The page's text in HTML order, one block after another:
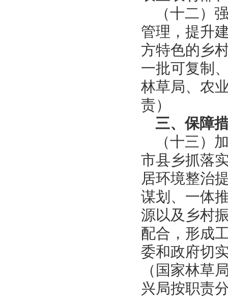
（十二）
管理，提升
方特色的乡
一批可复制
林草局、农
责）
三、保障
（十三）
市县乡抓落
居环境整治
谋划、一体
源以及乡村
配合，形成
委和政府切
（国家林草
兴局按职责